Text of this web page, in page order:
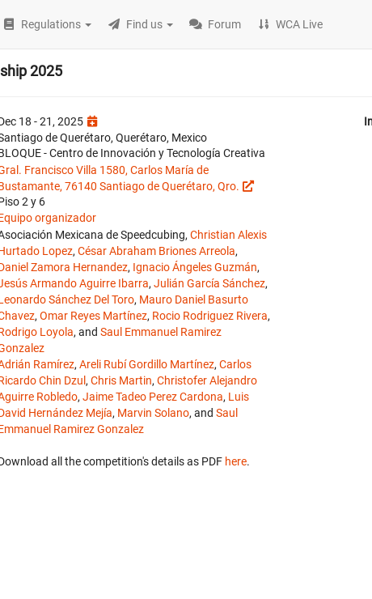
Regulations Find us Forum WCA Live
2025
18 - 21, 2025
de Querétaro, Querétaro, Mexico
- Centro de Innovación y Tecnología Creativa
Francisco Villa 1580, Carlos María de
76140 Santiago de Querétaro, Qro.
2 y 6
organizador
Mexicana de Speedcubing, Christian Alexis
Lopez, César Abraham Briones Arreola,
Zamora Hernandez, Ignacio Ángeles Guzmán,
Armando Aguirre Ibarra, Julián García Sánchez,
Sánchez Del Toro, Mauro Daniel Basurto
, Omar Reyes Martínez, Rocio Rodriguez Rivera,
Loyola, and Saul Emmanuel Ramirez
Ramírez, Areli Rubí Gordillo Martínez, Carlos
Chin Dzul , Chris Martin, Christofer Alejandro
Robledo, Jaime Tadeo Perez Cardona, Luis
Hernández Mejía, Marvin Solano, and Saul
Ramirez Gonzalez
all the competition's details as PDF here.